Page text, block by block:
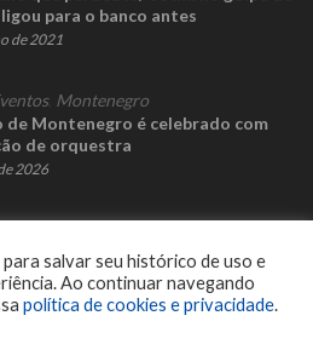
para o banco antes
de 2021
, Montenegro
de Montenegro é celebrado com
de orquestra
2026
salvar seu histórico de uso e
Ao continuar navegando
política de cookies e privacidade.